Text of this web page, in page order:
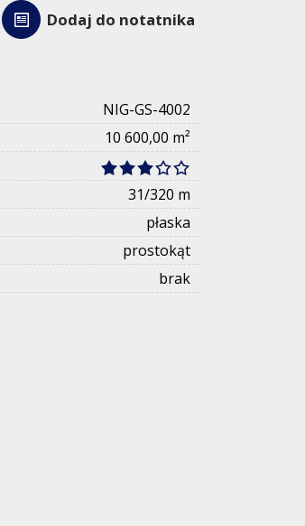
Dodaj do notatnika
NIG-GS-4002
10 600,00 m²
31/320 m
płaska
prostokąt
brak